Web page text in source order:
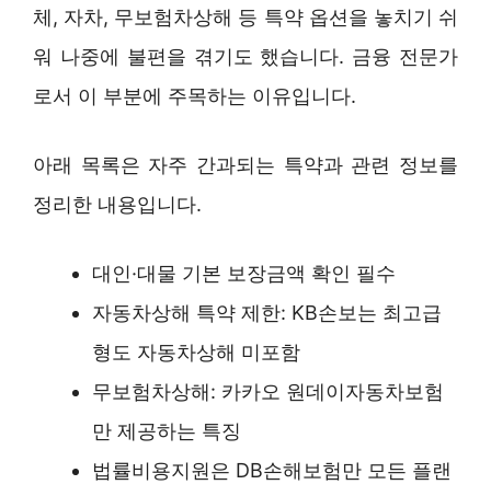
체, 자차, 무보험차상해 등 특약 옵션을 놓치기 쉬
워 나중에 불편을 겪기도 했습니다. 금융 전문가
로서 이 부분에 주목하는 이유입니다.
아래 목록은 자주 간과되는 특약과 관련 정보를
정리한 내용입니다.
대인·대물 기본 보장금액 확인 필수
자동차상해 특약 제한: KB손보는 최고급
형도 자동차상해 미포함
무보험차상해: 카카오 원데이자동차보험
만 제공하는 특징
법률비용지원은 DB손해보험만 모든 플랜